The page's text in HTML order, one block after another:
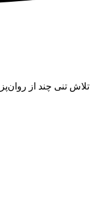
علمی روان‌پزشکان